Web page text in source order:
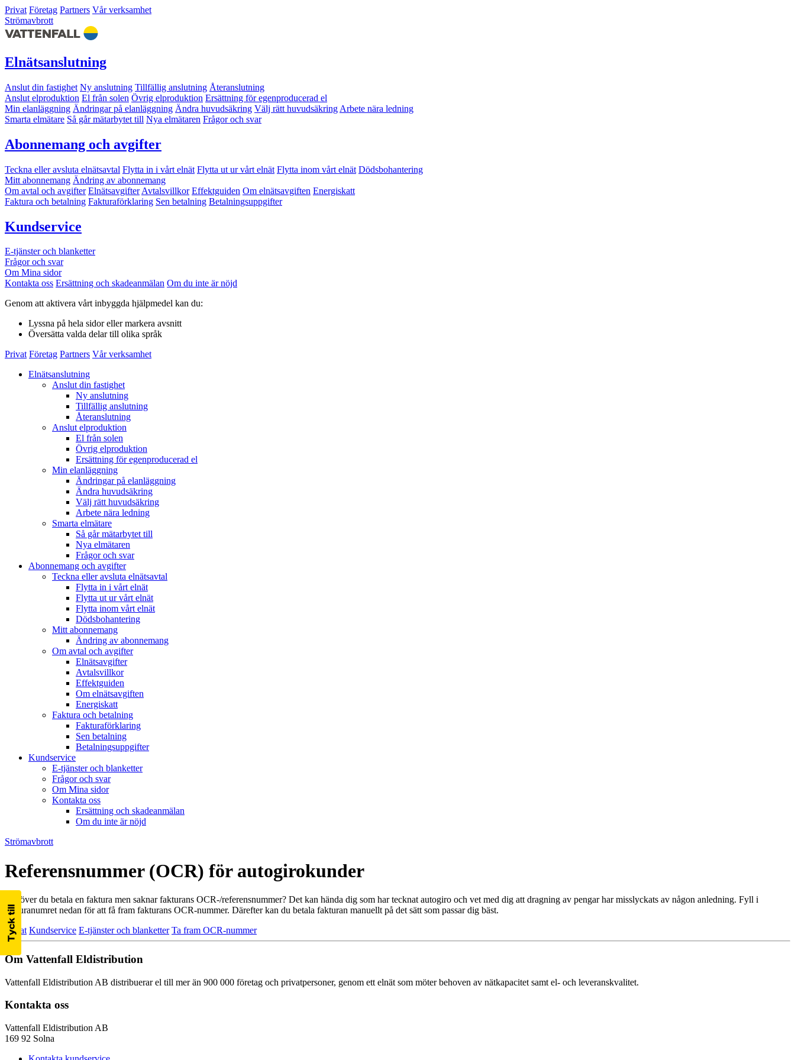
Privat Företag Partners Vår verksamhet
Strömavbrott
Elnätsanslutning
Anslut din fastighet Ny anslutning Tillfällig anslutning Återanslutning
Anslut elproduktion El från solen Övrig elproduktion Ersättning för egenproducerad el
Min elanläggning Ändringar på elanläggning Ändra huvudsäkring Välj rätt huvudsäkring Arbete nära ledning
Smarta elmätare Så går mätarbytet till Nya elmätaren Frågor och svar
Abonnemang och avgifter
Teckna eller avsluta elnätsavtal Flytta in i vårt elnät Flytta ut ur vårt elnät Flytta inom vårt elnät Dödsbohantering
Mitt abonnemang Ändring av abonnemang
Om avtal och avgifter Elnätsavgifter Avtalsvillkor Effektguiden Om elnätsavgiften Energiskatt
Faktura och betalning Fakturaförklaring Sen betalning Betalningsuppgifter
Kundservice
E-tjänster och blanketter
Frågor och svar
Om Mina sidor
Kontakta oss Ersättning och skadeanmälan Om du inte är nöjd
Genom att aktivera vårt inbyggda hjälpmedel kan du:
Lyssna på hela sidor eller markera avsnitt
Översätta valda delar till olika språk
Privat Företag Partners Vår verksamhet
Elnätsanslutning
Anslut din fastighet
Ny anslutning
Tillfällig anslutning
Återanslutning
Anslut elproduktion
El från solen
Övrig elproduktion
Ersättning för egenproducerad el
Min elanläggning
Ändringar på elanläggning
Ändra huvudsäkring
Välj rätt huvudsäkring
Arbete nära ledning
Smarta elmätare
Så går mätarbytet till
Nya elmätaren
Frågor och svar
Abonnemang och avgifter
Teckna eller avsluta elnätsavtal
Flytta in i vårt elnät
Flytta ut ur vårt elnät
Flytta inom vårt elnät
Dödsbohantering
Mitt abonnemang
Ändring av abonnemang
Om avtal och avgifter
Elnätsavgifter
Avtalsvillkor
Effektguiden
Om elnätsavgiften
Energiskatt
Faktura och betalning
Fakturaförklaring
Sen betalning
Betalningsuppgifter
Kundservice
E-tjänster och blanketter
Frågor och svar
Om Mina sidor
Kontakta oss
Ersättning och skadeanmälan
Om du inte är nöjd
Strömavbrott
Referensnummer (OCR) för autogirokunder
Behöver du betala en faktura men saknar fakturans OCR-/referensnummer? Det kan hända dig som har tecknat autogiro och vet med dig att dragning av pengar har misslyckats av någon anledning. Fyll i
fakturanumret nedan för att få fram fakturans OCR-nummer. Därefter kan du betala fakturan manuellt på det sätt som passar dig bäst.
Privat Kundservice E-tjänster och blanketter Ta fram OCR-nummer
Om Vattenfall Eldistribution
Vattenfall Eldistribution AB distribuerar el till mer än 900 000 företag och privatpersoner, genom ett elnät som möter behoven av nätkapacitet samt el- och leveranskvalitet.
Kontakta oss
Vattenfall Eldistribution AB
169 92 Solna